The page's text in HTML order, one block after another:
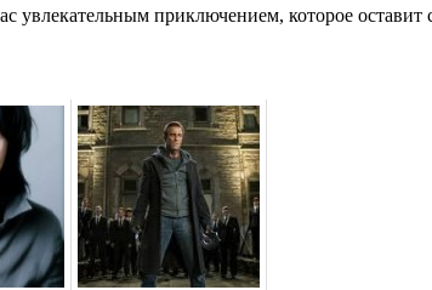
увлекательным приключением, которое оставит